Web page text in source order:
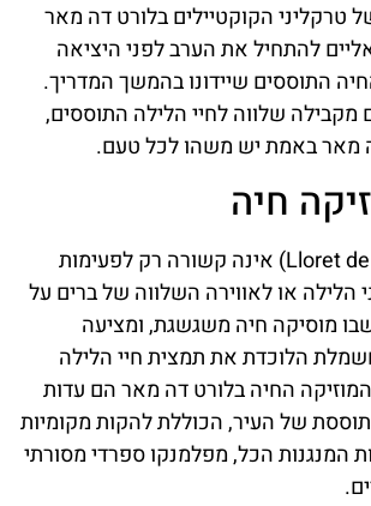
טרקליני הקוקטיילים בלורט דה מאר
להתחיל את הערב לפני היציאה
התוססים שיידונו בהמשך המדריך.
מקבילה שלווה לחיי הלילה התוססים,
מאר באמת יש משהו לכל טעם.
חיה
לורט דה מאר (Lloret de Mar) אינה קשורה רק לפעימות
הלילה או לאווירה השלווה של ברים על
מוסיקה חיה משגשגת, ומציעה
הלוכדת את תמצית חיי הלילה
החיה בלורט דה מאר הם עדות
של העיר, הכוללת להקות מקומיות
המנגנות הכל, מפלמנקו ספרדי מסורתי